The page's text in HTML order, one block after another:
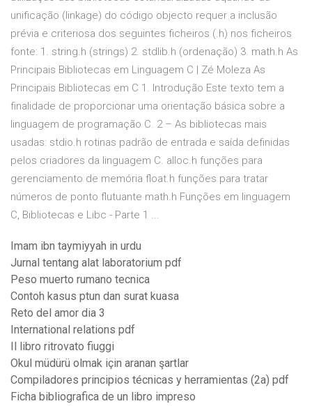
unificação (linkage) do código objecto requer a inclusão
prévia e criteriosa dos seguintes ficheiros (.h) nos ficheiros
fonte: 1. string.h (strings) 2. stdlib.h (ordenação) 3. math.h As
Principais Bibliotecas em Linguagem C | Zé Moleza As
Principais Bibliotecas em C 1. Introdução Este texto tem a
finalidade de proporcionar uma orientação básica sobre a
linguagem de programação C. 2 – As bibliotecas mais
usadas: stdio.h rotinas padrão de entrada e saída definidas
pelos criadores da linguagem C. alloc.h funções para
gerenciamento de memória float.h funções para tratar
números de ponto flutuante math.h Funções em linguagem
C, Bibliotecas e Libc - Parte 1 ...
Imam ibn taymiyyah in urdu
Jurnal tentang alat laboratorium pdf
Peso muerto rumano tecnica
Contoh kasus ptun dan surat kuasa
Reto del amor dia 3
International relations pdf
Il libro ritrovato fiuggi
Okul müdürü olmak için aranan şartlar
Compiladores principios técnicas y herramientas (2a) pdf
Ficha bibliografica de un libro impreso